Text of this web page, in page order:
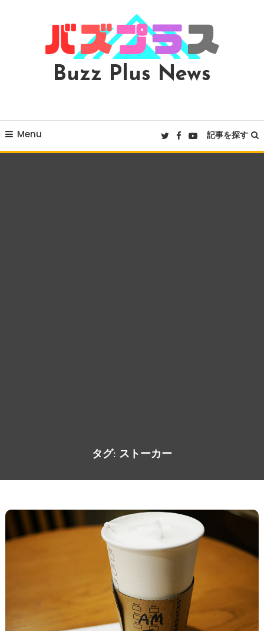
Buzz Plus News
Menu 記事を探す
タグ: ストーカー